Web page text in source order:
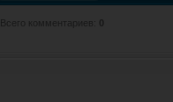
Всего комментариев : 0